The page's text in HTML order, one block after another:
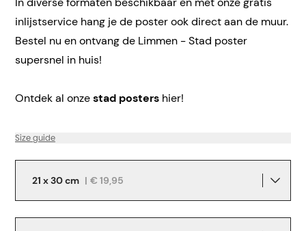
inlijstservice hang je de poster ook direct aan de muur.
Bestel nu en ontvang de Limmen - Stad poster
supersnel in huis!
Ontdek al onzestad posters hier!
Size guide
21 x 30 cm | € 19,95